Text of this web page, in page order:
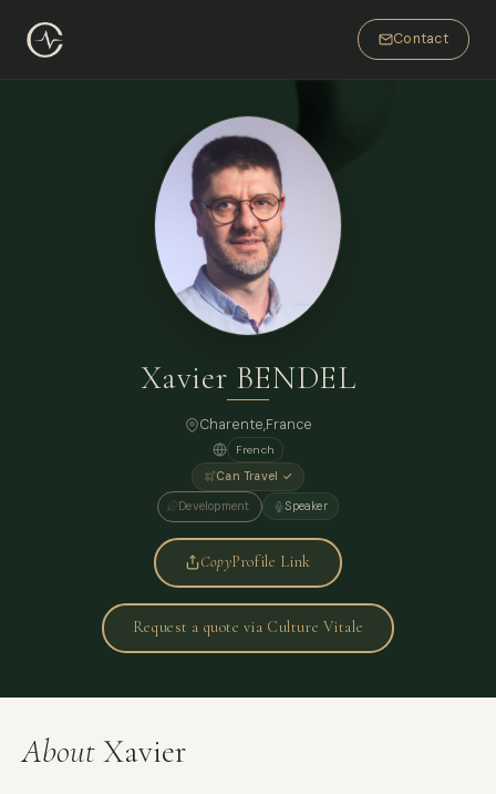
Contact
Xavier BENDEL
Charente,France
French
Can Travel ✓
Development Speaker
CopyProfile Link
Request a quote via Culture Vitale
About Xavier